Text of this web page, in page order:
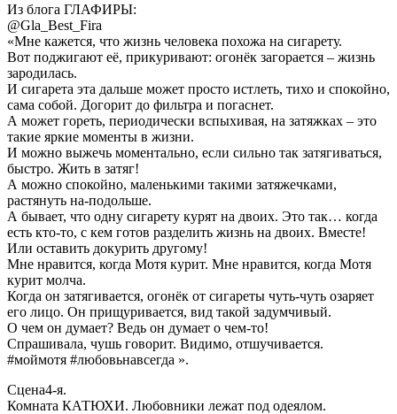
Из блога ГЛАФИРЫ:
@Gla_Best_Fira
«Мне кажется, что жизнь человека похожа на сигарету.
Вот поджигают её, прикуривают: огонёк загорается – жизнь
зародилась.
И сигарета эта дальше может просто истлеть, тихо и спокойно,
сама собой. Догорит до фильтра и погаснет.
А может гореть, периодически вспыхивая, на затяжках – это
такие яркие моменты в жизни.
И можно выжечь моментально, если сильно так затягиваться,
быстро. Жить в затяг!
А можно спокойно, маленькими такими затяжечками,
растянуть на-подольше.
А бывает, что одну сигарету курят на двоих. Это так… когда
есть кто-то, с кем готов разделить жизнь на двоих. Вместе!
Или оставить докурить другому!
Мне нравится, когда Мотя курит. Мне нравится, когда Мотя
курит молча.
Когда он затягивается, огонёк от сигареты чуть-чуть озаряет
его лицо. Он прищуривается, вид такой задумчивый.
О чем он думает? Ведь он думает о чем-то!
Спрашивала, чушь говорит. Видимо, отшучивается.
#моймотя #любовьнавсегда ».
Сцена4-я.
Комната КАТЮХИ. Любовники лежат под одеялом.